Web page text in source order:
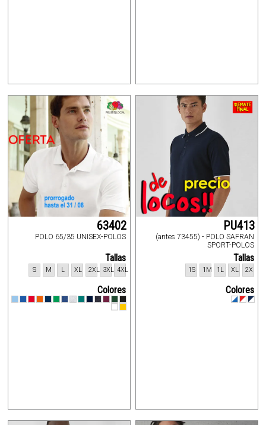
63402
POLO 65/35 UNISEX-POLOS
Tallas
4XL
3XL
2XL
XL
L
M
S
Colores
PU413
(antes 73455) - POLO SAFRAN
SPORT-POLOS
Tallas
2X
XL
1L
1M
1S
Colores